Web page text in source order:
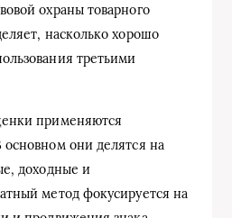
охраны товарного
насколько хорошо
третьими
применяются
они делятся на
доходные и
метод фокусируется на